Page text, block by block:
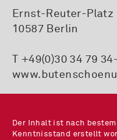
Ernst-Reuter-Platz
10587 Berlin
T +49(0)30 34 79
Der Inhalt ist nach
Kenntnisstand erstellt